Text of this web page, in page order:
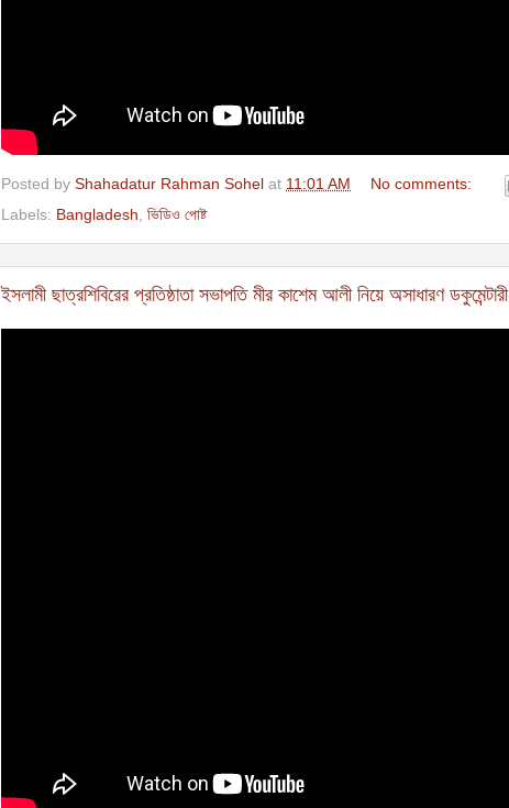
Posted by Shahadatur Rahman Sohel at 11:01 AM
No comments:
Labels: Bangladesh, ভিডিও পোষ্ট
ইসলামী ছাত্রশিবিরের প্রতিষ্ঠাতা সভাপতি মীর কাশেম আলী নিয়ে অসাধারণ ডকুমেন্টারী